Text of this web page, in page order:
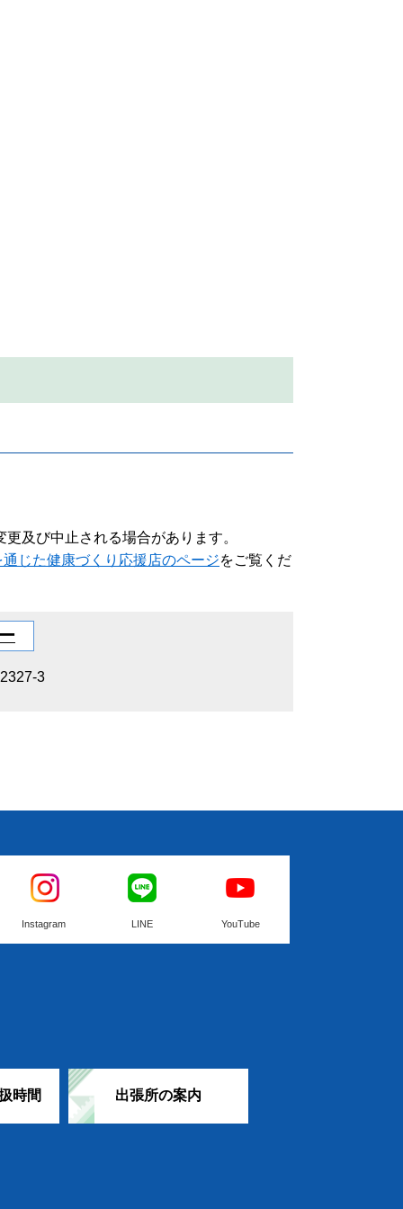
及び中止される場合があります。
通じた健康づくり応援店のページをご覧くだ
3
Instagram LINE YouTube
時間 出張所の案内